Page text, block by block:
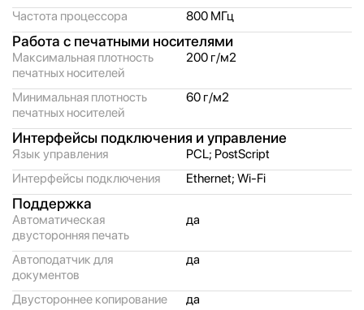
Частота процессора
800 МГц
Работа с печатными носителями
Максимальная плотность
печатных носителей
200 г/м2
Минимальная плотность
печатных носителей
60 г/м2
Интерфейсы подключения и управление
Язык управления
PCL; PostScript
Интерфейсы подключения
Ethernet; Wi-Fi
Поддержка
Автоматическая
двусторонняя печать
да
Автоподатчик для
документов
да
Двустороннее копирование
да